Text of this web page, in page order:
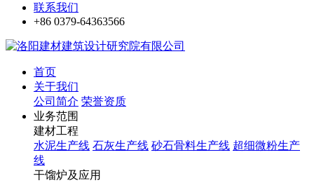
联系我们
+86 0379-64363566
首页
关于我们
公司简介 荣誉资质
业务范围
建材工程
水泥生产线 石灰生产线 砂石骨料生产线 超细微粉生产
线
干馏炉及应用